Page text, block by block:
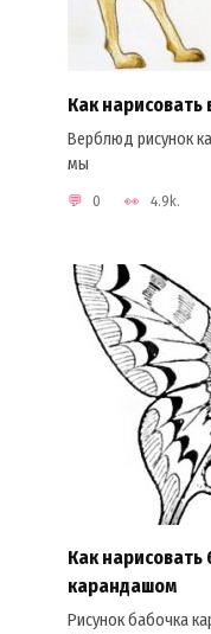
Как
Верблюд рисунок
мы
0 4.9k.
Как нарисовать
карандашом
Рисунок бабочка